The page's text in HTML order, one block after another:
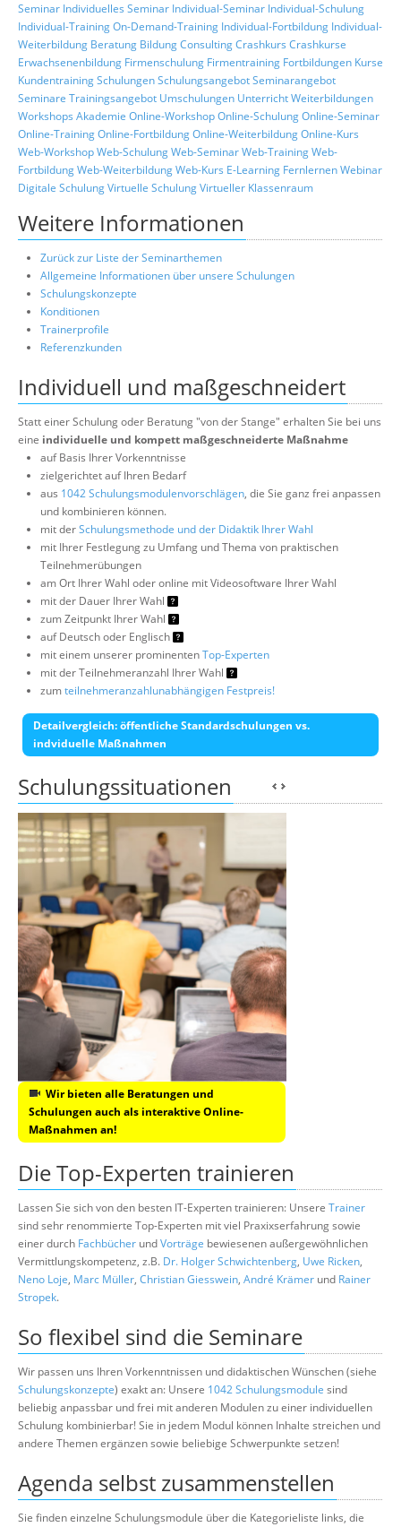
Seminar Individuelles Seminar Individual-Seminar Individual-Schulung
Individual-TrainingOn-Demand-Training Individual-Fortbildung Individual-
Weiterbildung Beratung BildungConsultingCrashkurs Crashkurse
Erwachsenenbildung Firmenschulung Firmentraining Fortbildungen Kurse
KundentrainingSchulungenSchulungsangebotSeminarangebot
Seminare Trainingsangebot Umschulungen UnterrichtWeiterbildungen
Workshops Akademie Online-WorkshopOnline-SchulungOnline-Seminar
Online-TrainingOnline-FortbildungOnline-WeiterbildungOnline-Kurs
Web-WorkshopWeb-SchulungWeb-SeminarWeb-TrainingWeb-
FortbildungWeb-WeiterbildungWeb-Kurs E-Learning FernlernenWebinar
Digitale SchulungVirtuelle SchulungVirtueller Klassenraum
Weitere Informationen
Zurück zur Liste der Seminarthemen
Allgemeine Informationen über unsere Schulungen
Schulungskonzepte
Konditionen
Trainerprofile
Referenzkunden
Individuell und maßgeschneidert
Statt einer Schulung oder Beratung "von der Stange" erhalten Sie bei uns
eine individuelle und kompett maßgeschneiderte Maßnahme
auf Basis Ihrer Vorkenntnisse
zielgerichtet auf Ihren Bedarf
aus 1042 Schulungsmodulenvorschlägen, die Sie ganz frei anpassen
und kombinieren können.
mit derSchulungsmethode und der Didaktik Ihrer Wahl
mit Ihrer Festlegung zu Umfang und Thema von praktischen
Teilnehmerübungen
am Ort Ihrer Wahl oder online mit Videosoftware Ihrer Wahl
mit der Dauer Ihrer Wahl
zum Zeitpunkt Ihrer Wahl
auf Deutsch oder Englisch
mit einem unserer prominentenTop-Experten
mit der Teilnehmeranzahl Ihrer Wahl
zumteilnehmeranzahlunabhängigen Festpreis!
Detailvergleich: öffentliche Standardschulungen vs.
indviduelle Maßnahmen
Schulungssituationen
Wir bieten alle Beratungen und
Schulungen auch als interaktive Online-
Maßnahmen an!
Die Top-Experten trainieren
Lassen Sie sich von den besten IT-Experten trainieren: Unsere Trainer
sind sehr renommierte Top-Experten mit viel Praxixserfahrung sowie
einer durch Fachbücher undVorträge bewiesenen außergewöhnlichen
Vermittlungskompetenz, z.B. Dr. Holger Schwichtenberg, Uwe Ricken,
Neno Loje, Marc Müller, Christian Giesswein, André Krämer und Rainer
Stropek.
So flexibel sind die Seminare
Wir passen uns Ihren Vorkenntnissen und didaktischen Wünschen (siehe
Schulungskonzepte) exakt an: Unsere 1042 Schulungsmodule sind
beliebig anpassbar und frei mit anderen Modulen zu einer individuellen
Schulung kombinierbar! Sie in jedem Modul können Inhalte streichen und
andere Themen ergänzen sowie beliebige Schwerpunkte setzen!
Agenda selbst zusammenstellen
Sie finden einzelne Schulungsmodule über die Kategorieliste links, die